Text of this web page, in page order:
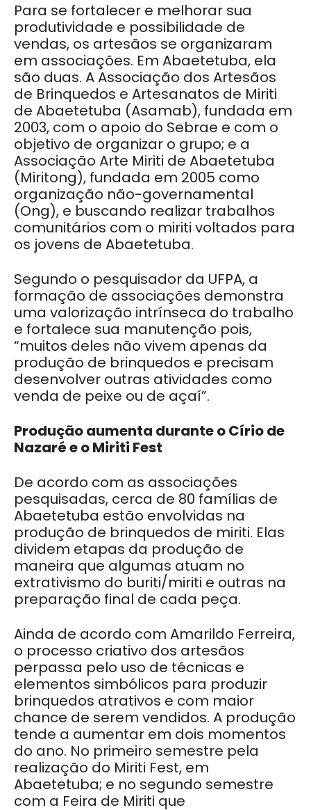
Para se fortalecer e melhorar sua
produtividade e possibilidade de
vendas, os artesãos se organizaram
em associações. Em Abaetetuba, ela
são duas. A Associação dos Artesãos
de Brinquedos e Artesanatos de Miriti
de Abaetetuba (Asamab), fundada em
2003, com o apoio do Sebrae e com o
objetivo de organizar o grupo; e a
Associação Arte Miriti de Abaetetuba
(Miritong), fundada em 2005 como
organização não-governamental
(Ong), e buscando realizar trabalhos
comunitários com o miriti voltados para
os jovens de Abaetetuba.
Segundo o pesquisador da UFPA, a
formação de associações demonstra
uma valorização intrínseca do trabalho
e fortalece sua manutenção pois,
“muitos deles não vivem apenas da
produção de brinquedos e precisam
desenvolver outras atividades como
venda de peixe ou de açaí”.
Produção aumenta durante o Círio de
Nazaré e o Miriti Fest
De acordo com as associações
pesquisadas, cerca de 80 famílias de
Abaetetuba estão envolvidas na
produção de brinquedos de miriti. Elas
dividem etapas da produção de
maneira que algumas atuam no
extrativismo do buriti/miriti e outras na
preparação final de cada peça.
Ainda de acordo com Amarildo Ferreira,
o processo criativo dos artesãos
perpassa pelo uso de técnicas e
elementos simbólicos para produzir
brinquedos atrativos e com maior
chance de serem vendidos. A produção
tende a aumentar em dois momentos
do ano. No primeiro semestre pela
realização do Miriti Fest, em
Abaetetuba; e no segundo semestre
com a Feira de Miriti que